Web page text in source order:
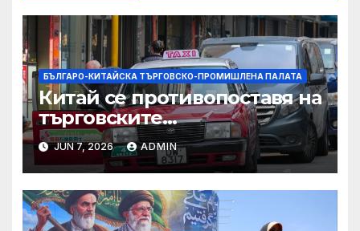
БЪЛГАРО-КИТАЙСКА ТЪРГОВСКО-ПРОМИШЛЕНА ПАЛАТА
Китай се противопоставя на
търговските
ограничителни мерки на
САЩ във връзка с искове за
принудителен труд:
Министерство на
търговията
JUN 7, 2026 ADMIN